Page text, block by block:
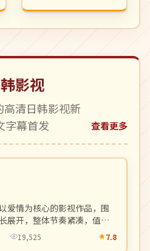
清新爱情电影。
影视
清日韩影视新
字幕首发
查看更多
爱情为核心的影视作品，围
展开，整体节奏紧凑，值得
19,525 7.8